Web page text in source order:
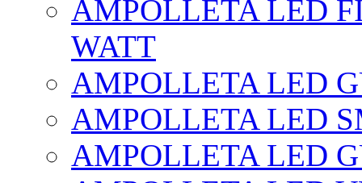
AMPOLLETA LED
WATT
AMPOLLETA LED
AMPOLLETA LED
AMPOLLETA LED